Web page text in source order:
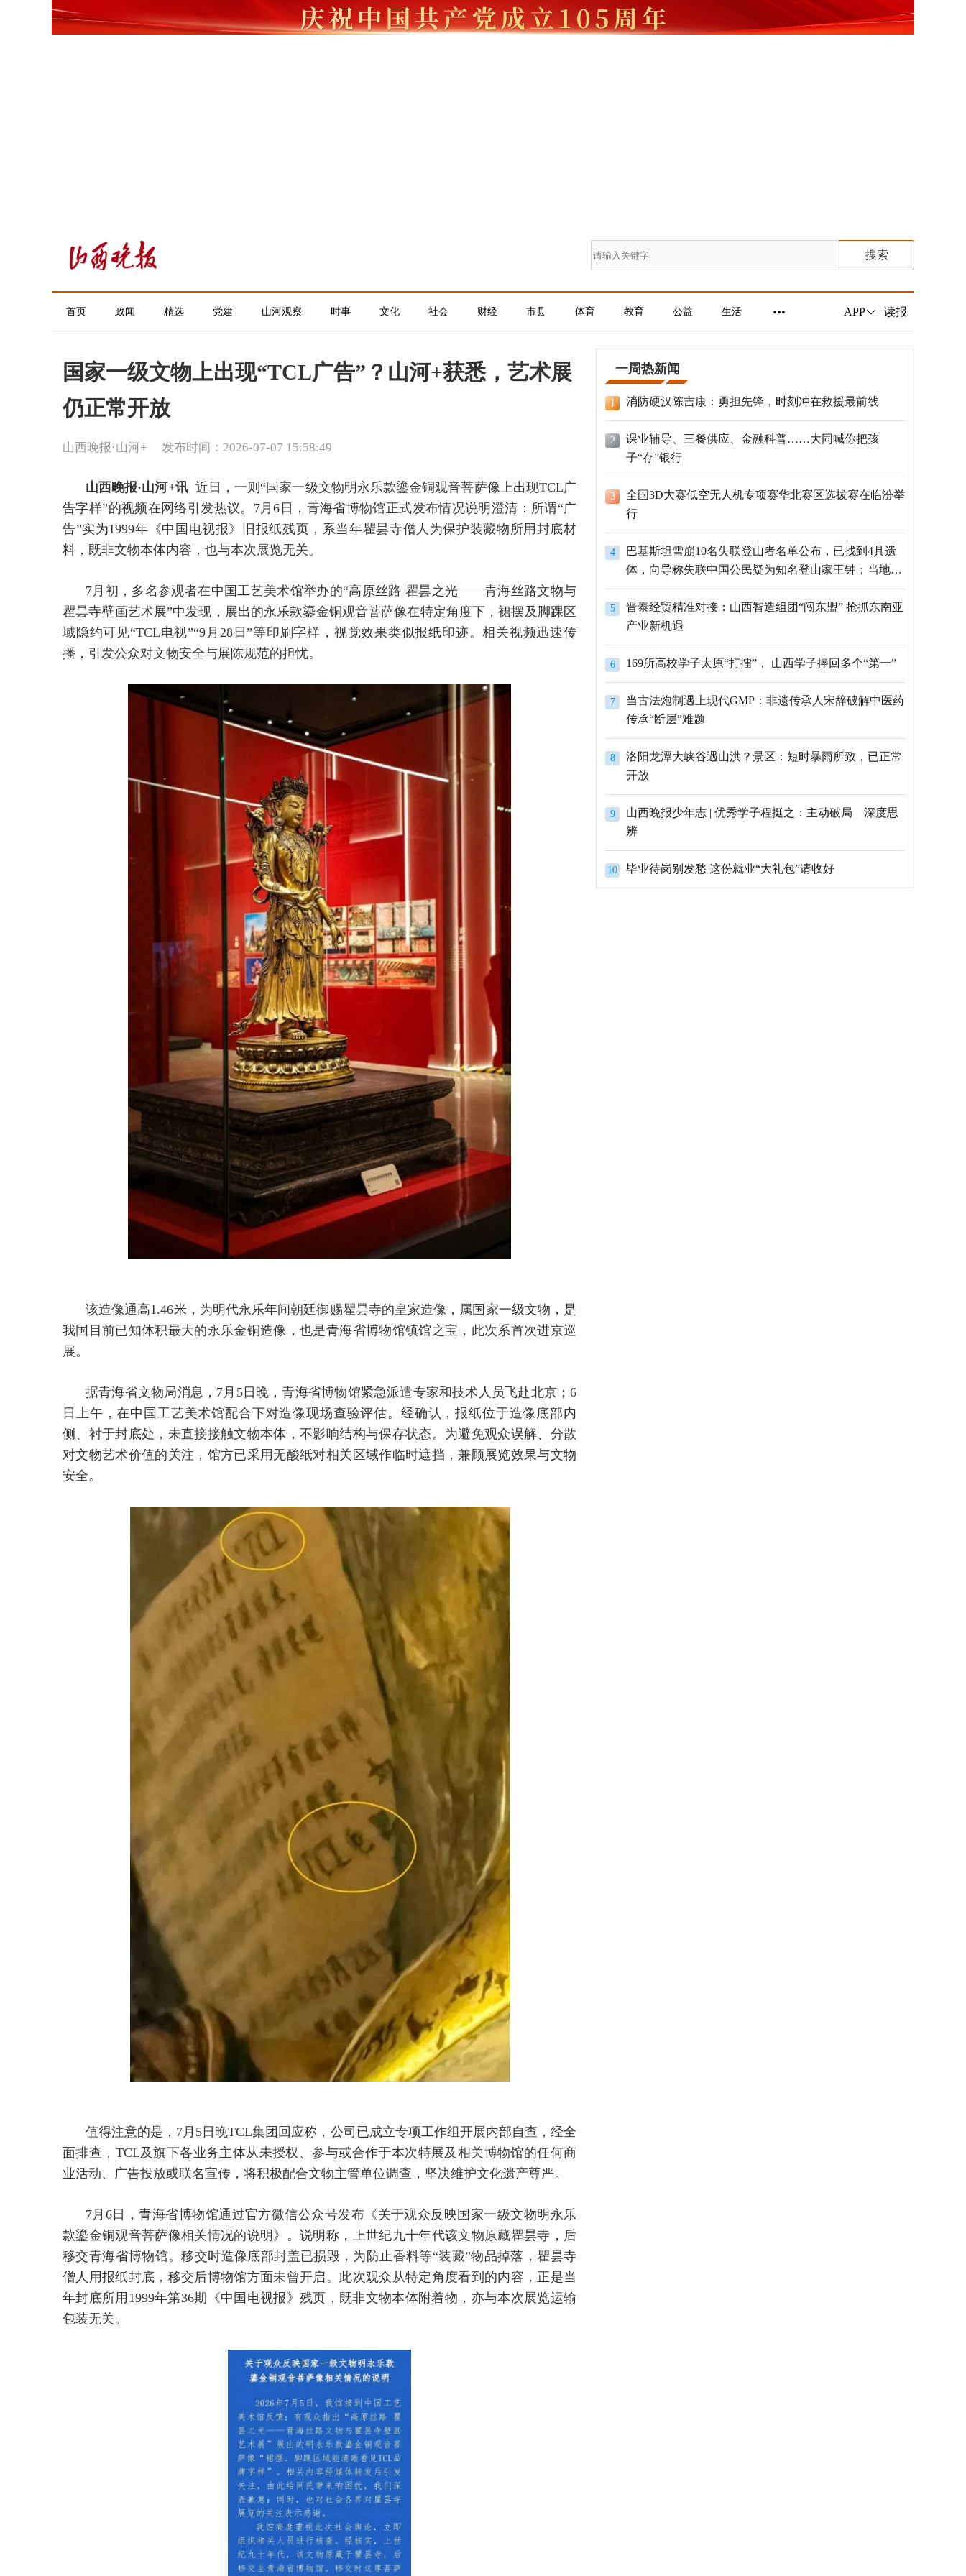
搜索
首页 政闻 精选 党建 山河观察 时事 文化 社会 财经 市县 体育 教育 公益 生活 APP 读报
国家一级文物上出现“TCL广告”？山河+获悉，艺术展
仍正常开放
山西晚报·山河+ 发布时间：2026-07-07 15:58:49
山西晚报·山河+讯 近日，一则“国家一级文物明永乐款鎏金铜观音菩萨像上出现TCL广
告字样”的视频在网络引发热议。7月6日，青海省博物馆正式发布情况说明澄清：所谓“广
告”实为1999年《中国电视报》旧报纸残页，系当年瞿昙寺僧人为保护装藏物所用封底材
料，既非文物本体内容，也与本次展览无关。
7月初，多名参观者在中国工艺美术馆举办的“高原丝路 瞿昙之光——青海丝路文物与
瞿昙寺壁画艺术展”中发现，展出的永乐款鎏金铜观音菩萨像在特定角度下，裙摆及脚踝区
域隐约可见“TCL电视”“9月28日”等印刷字样，视觉效果类似报纸印迹。相关视频迅速传
播，引发公众对文物安全与展陈规范的担忧。
该造像通高1.46米，为明代永乐年间朝廷御赐瞿昙寺的皇家造像，属国家一级文物，是
我国目前已知体积最大的永乐金铜造像，也是青海省博物馆镇馆之宝，此次系首次进京巡
展。
据青海省文物局消息，7月5日晚，青海省博物馆紧急派遣专家和技术人员飞赴北京；6
日上午，在中国工艺美术馆配合下对造像现场查验评估。经确认，报纸位于造像底部内
侧、衬于封底处，未直接接触文物本体，不影响结构与保存状态。为避免观众误解、分散
对文物艺术价值的关注，馆方已采用无酸纸对相关区域作临时遮挡，兼顾展览效果与文物
安全。
值得注意的是，7月5日晚TCL集团回应称，公司已成立专项工作组开展内部自查，经全
面排查，TCL及旗下各业务主体从未授权、参与或合作于本次特展及相关博物馆的任何商
业活动、广告投放或联名宣传，将积极配合文物主管单位调查，坚决维护文化遗产尊严。
7月6日，青海省博物馆通过官方微信公众号发布《关于观众反映国家一级文物明永乐
款鎏金铜观音菩萨像相关情况的说明》。说明称，上世纪九十年代该文物原藏瞿昙寺，后
移交青海省博物馆。移交时造像底部封盖已损毁，为防止香料等“装藏”物品掉落，瞿昙寺
僧人用报纸封底，移交后博物馆方面未曾开启。此次观众从特定角度看到的内容，正是当
年封底所用1999年第36期《中国电视报》残页，既非文物本体附着物，亦与本次展览运输
包装无关。
一周热新闻
1 消防硬汉陈吉康：勇担先锋，时刻冲在救援最前线
2
课业辅导、三餐供应、金融科普……大同喊你把孩
子“存”银行
3
全国3D大赛低空无人机专项赛华北赛区选拔赛在临汾举
行
4
巴基斯坦雪崩10名失联登山者名单公布，已找到4具遗
体，向导称失联中国公民疑为知名登山家王钟；当地官
员：已定位到3个追踪器
5
晋泰经贸精准对接：山西智造组团“闯东盟” 抢抓东南亚
产业新机遇
6 169所高校学子太原“打擂”， 山西学子捧回多个“第一”
7
当古法炮制遇上现代GMP：非遗传承人宋辞破解中医药
传承“断层”难题
8
洛阳龙潭大峡谷遇山洪？景区：短时暴雨所致，已正常
开放
9
山西晚报少年志 | 优秀学子程挺之：主动破局 深度思
辨
10 毕业待岗别发愁 这份就业“大礼包”请收好